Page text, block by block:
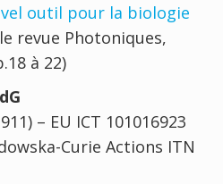
outil pour la biologie
revue Photoniques,
à 22)
– EU ICT 101016923
Curie Actions ITN